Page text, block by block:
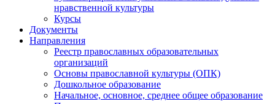
нравственной культуры
Курсы
Документы
Направления
Реестр православных образовательных
организаций
Основы православной культуры (ОПК)
Дошкольное образование
Начальное, основное, среднее общее образование